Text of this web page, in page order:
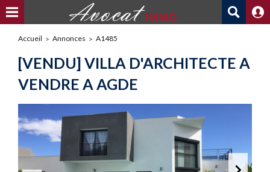
Accueil Annonces A1485
[VENDU] VILLA D'ARCHITECTE A
VENDRE A AGDE